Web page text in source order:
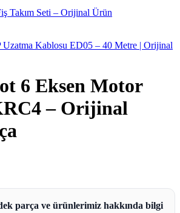
Takım Seti – Orijinal Ürün
Kablosu ED05 – 40 Metre | Orijinal
6 Eksen Motor
– Orijinal
parça ve ürünlerimiz hakkında bilgi